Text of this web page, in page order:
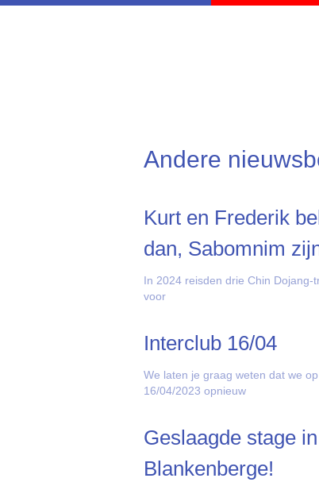
Andere
Kurt en Frederik
dan, Sabomnim
In 2024 reisden drie Chin
voor
Interclub 16/04
We laten je graag weten dat we
16/04/2023 opnieuw
Geslaagde stage in
Blankenberge!